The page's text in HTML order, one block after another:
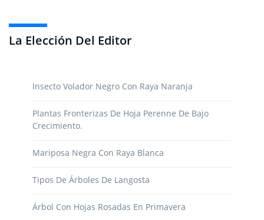
La Elección Del Editor
Insecto Volador Negro Con Raya Naranja
Plantas Fronterizas De Hoja Perenne De Bajo
Crecimiento.
Mariposa Negra Con Raya Blanca
Tipos De Árboles De Langosta
Árbol Con Hojas Rosadas En Primavera